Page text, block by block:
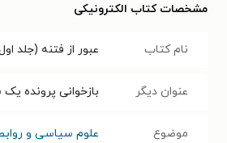
مشخصات کتاب الکترونیکی
نام کتاب عبور از فتنه (جلد
عنوان دیگر بازخوانی پرونده یک
موضوع علوم سیاسی و